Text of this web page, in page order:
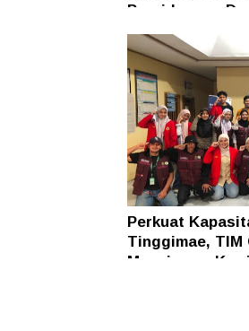
Persidangan
Hukum
Perkuat
Tinggimae, TIM
Manajemen